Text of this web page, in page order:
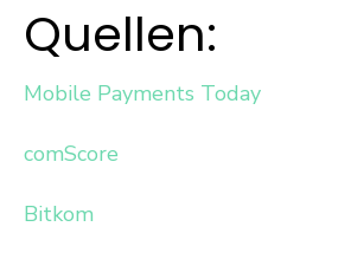
Quellen:
Mobile Payments Today
comScore
Bitkom